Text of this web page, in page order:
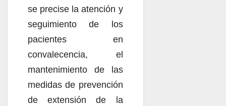
se precise la atención y
seguimiento de los
pacientes en
convalecencia, el
mantenimiento de las
medidas de prevención
de extensión de la